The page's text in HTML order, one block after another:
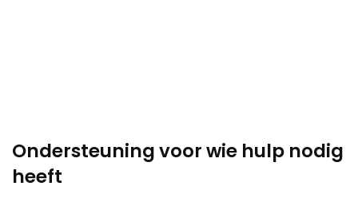
Ondersteuning voor wie hulp nodig
heeft